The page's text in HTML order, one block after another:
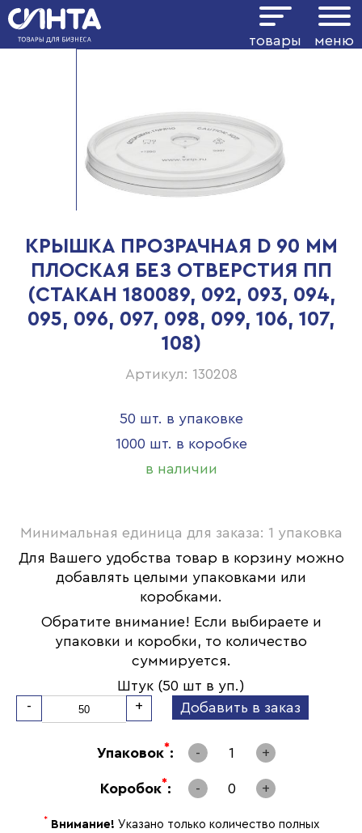
товары меню
КРЫШКА ПРОЗРАЧНАЯ D 90 ММ
ПЛОСКАЯ БЕЗ ОТВЕРСТИЯ ПП
(СТАКАН 180089, 092, 093, 094,
095, 096, 097, 098, 099, 106, 107,
108)
Артикул: 130208
50 шт. в упаковке
1000 шт. в коробке
в наличии
Минимальная единица для заказа: 1 упаковка
Для Вашего удобства товар в корзину можно
добавлять целыми упаковками или
коробками.
Обратите внимание! Если выбираете и
упаковки и коробки, то количество
суммируется.
Штук (50 шт в уп.)
-
+ Добавить в заказ
Упаковок*: - 1 +
Коробок*: - 0 +
* Внимание! Указано только количество полных